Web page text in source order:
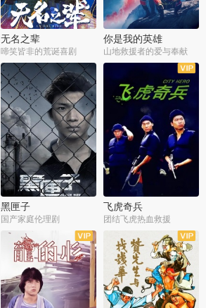
无名之辈
啼笑皆非的荒诞喜剧
你是我的英雄
山地救援者的爱与奉献
黑匣子
国产家庭伦理剧
飞虎奇兵
团结飞虎热血救援